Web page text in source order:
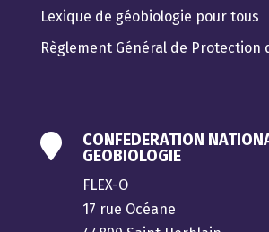
Lexique de géobiologie pour tous
Règlement Général de Protection

CONFEDERATION
GEOBIOLOGIE
FLEX-O
17 rue Océane